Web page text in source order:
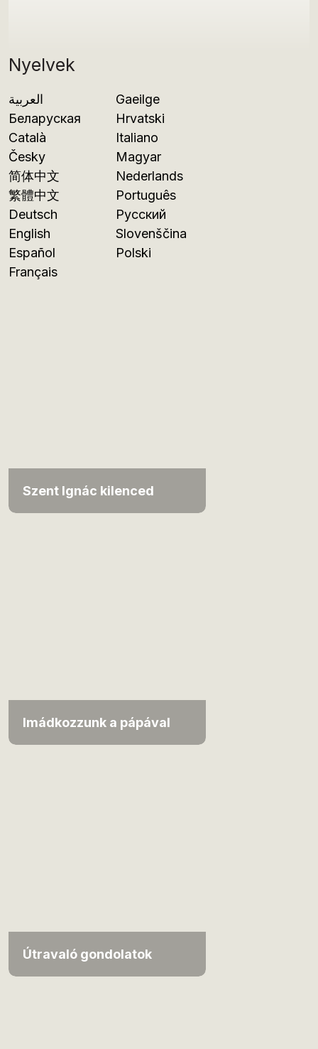
Nyelvek
العربية
Беларуская
Català
Česky
简体中文
繁體中文
Deutsch
English
Español
Français
Gaeilge
Hrvatski
Italiano
Magyar
Nederlands
Português
Русский
Slovenščina
Polski
Szent Ignác kilenced
Imádkozzunk a pápával
Útravaló gondolatok